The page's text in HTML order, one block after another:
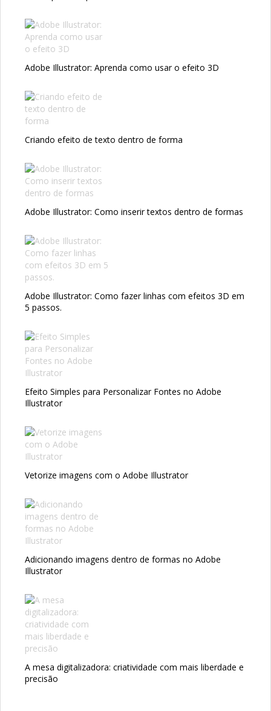
Adobe Illustrator: Aprenda como usar o efeito 3D
Criando efeito de texto dentro de forma
Adobe Illustrator: Como inserir textos dentro de formas
Adobe Illustrator: Como fazer linhas com efeitos 3D em
5 passos.
Efeito Simples para Personalizar Fontes no Adobe
Illustrator
Vetorize imagens com o Adobe Illustrator
Adicionando imagens dentro de formas no Adobe
Illustrator
A mesa digitalizadora: criatividade com mais liberdade e
precisão